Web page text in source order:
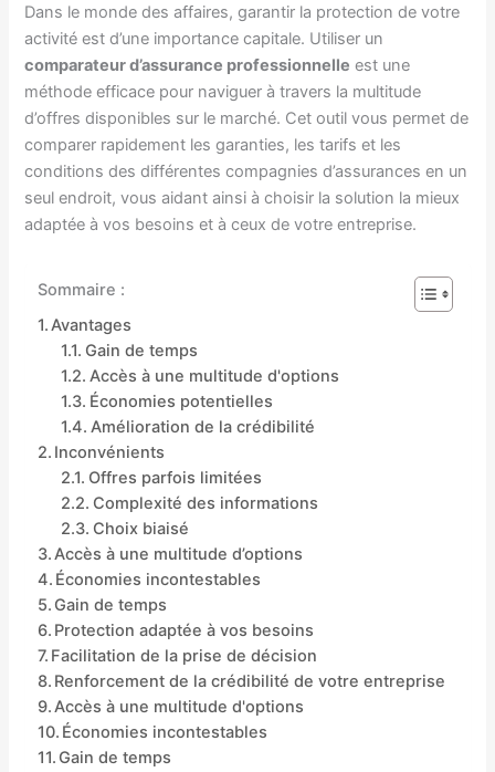
Dans le monde des affaires, garantir la protection de votre
activité est d’une importance capitale. Utiliser un
comparateur d’assurance professionnelle est une
méthode efficace pour naviguer à travers la multitude
d’offres disponibles sur le marché. Cet outil vous permet de
comparer rapidement les garanties, les tarifs et les
conditions des différentes compagnies d’assurances en un
seul endroit, vous aidant ainsi à choisir la solution la mieux
adaptée à vos besoins et à ceux de votre entreprise.
Sommaire :
Avantages
Gain de temps
Accès à une multitude d'options
Économies potentielles
Amélioration de la crédibilité
Inconvénients
Offres parfois limitées
Complexité des informations
Choix biaisé
Accès à une multitude d’options
Économies incontestables
Gain de temps
Protection adaptée à vos besoins
Facilitation de la prise de décision
Renforcement de la crédibilité de votre entreprise
Accès à une multitude d'options
Économies incontestables
Gain de temps